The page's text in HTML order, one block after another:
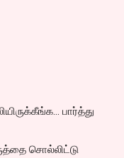
பார்த்து
சொல்லிட்டு